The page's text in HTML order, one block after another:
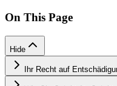
On This Page
Hide
Ihr Recht auf